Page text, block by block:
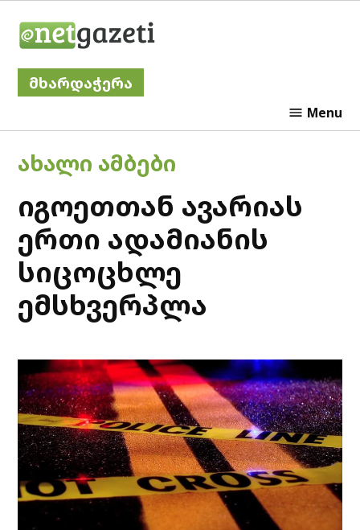
მხარდაჭერა
Menu
POSTED
ᲐᲮᲐᲚᲘ ᲐᲛᲑᲔᲑᲘ
იგოეთთან ავარიას
ერთი ადამიანის
სიცოცხლე
ემსხვერპლა